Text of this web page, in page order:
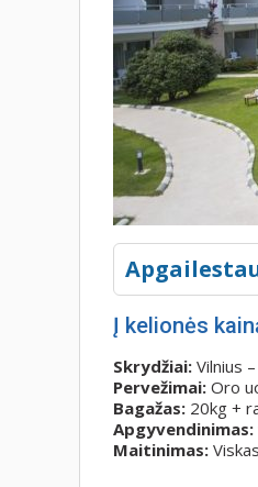
Į kelionės
Skrydžiai: Vilnius
Pervežimai: Oro
Bagažas: 20kg +
Apgyvendinimas:
Maitinimas: